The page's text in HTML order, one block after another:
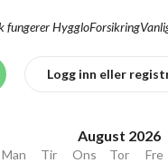
fungerer HyggloForsikring
Logg inn eller
August 2026
Man Tir Ons Tor Fre